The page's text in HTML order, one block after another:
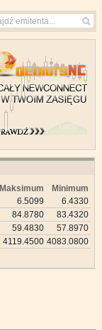
Maksimum
Minimum
6.5099
6.4330
84.8780
83.4320
59.4830
57.8970
4119.4500 4083.0800